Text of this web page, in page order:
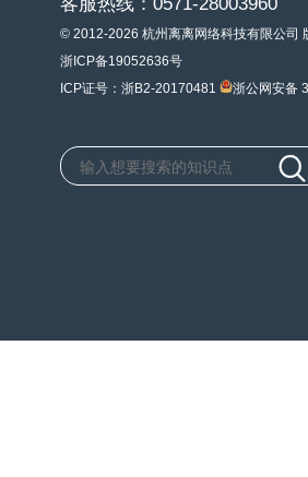
© 2012-2026 杭州离离网络科技有限公司
浙ICP备19052636号
ICP证号：浙B2-20170481
浙公网安备